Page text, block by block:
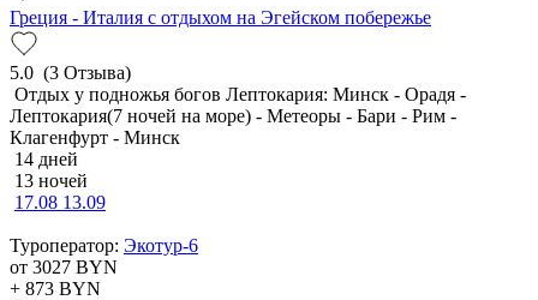
Греция - Италия с отдыхом на Эгейском побережье
5.0 (3 Отзыва)
Отдых у подножья богов Лептокария: Минск - Орадя -
Лептокария(7 ночей на море) - Метеоры - Бари - Рим -
Клагенфурт - Минск
14 дней
13 ночей
17.08 13.09
Туроператор: Экотур-6
от 3027 BYN
+ 873 BYN